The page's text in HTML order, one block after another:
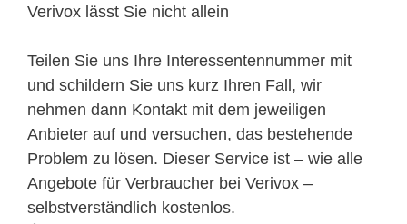
Verivox lässt Sie nicht allein
Teilen Sie uns Ihre Interessentennummer mit
und schildern Sie uns kurz Ihren Fall, wir
nehmen dann Kontakt mit dem jeweiligen
Anbieter auf und versuchen, das bestehende
Problem zu lösen. Dieser Service ist – wie alle
Angebote für Verbraucher bei Verivox –
selbstverständlich kostenlos.